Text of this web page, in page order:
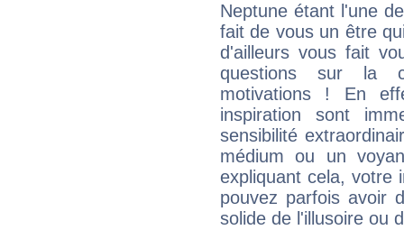
Neptune étant l'une
fait de vous un être
d'ailleurs vous fait
questions sur la
motivations ! En
inspiration sont
sensibilité
médium ou un
expliquant cela, votre
pouvez parfois avoir
solide de l'illusoire ou